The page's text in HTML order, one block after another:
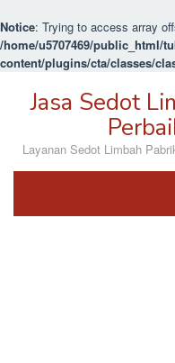
Notice: Trying to access array
/home/u5707469/public_html/
content/plugins/cta/classes/
Jasa Sedot
Layanan Sedot Limbah